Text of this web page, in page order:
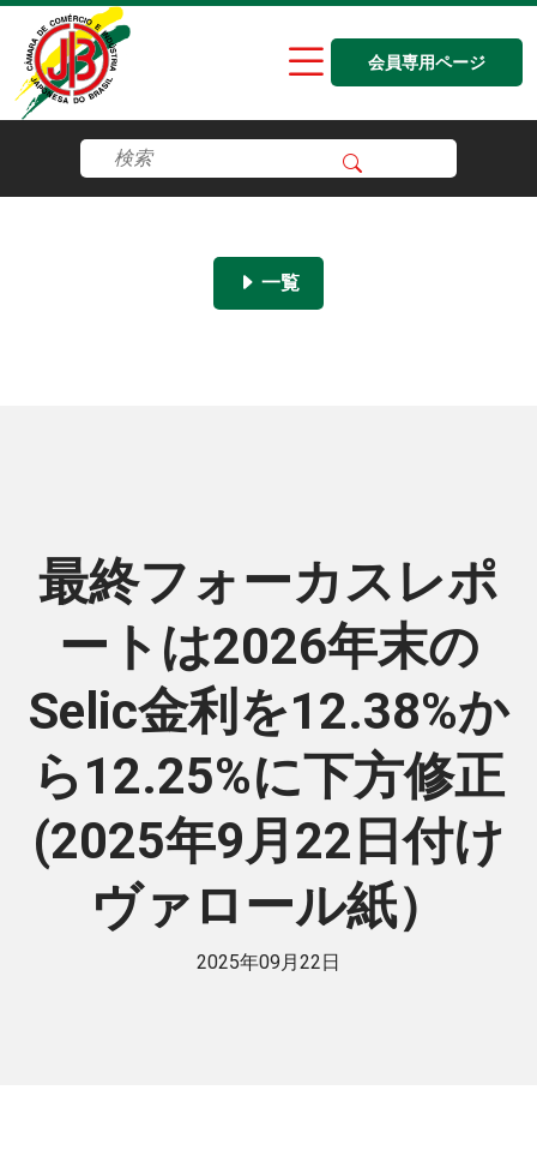
会員専用ページ
一覧
最終フォーカスレポ
ートは2026年末の
Selic金利を12.38%か
ら12.25%に下方修正
(2025年9月22日付け
ヴァロール紙）
2025年09月22日